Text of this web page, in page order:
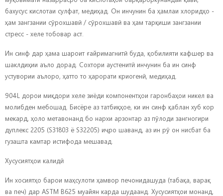
бахусус кислотаи сулфат, медиҳад. Он инчунин ба ҳамлаи хлоридҳо -
ҳам зангзании сӯрохшавӣ / сӯрохшавӣ ва ҳам тарқиши зангзании
стресс - хеле тобовар аст.
Ин синф дар ҳама шароит ғайримагнитӣ буда, қобилияти кафшер ва
шаклдиҳии аъло дорад. Сохтори аустенитӣ инчунин ба ин синф
устувории аълоро, ҳатто то ҳарорати криогенӣ, медиҳад.
904L дорои миқдори хеле зиёди компонентҳои гаронбаҳои никел ва
молибден мебошад. Бисёре аз татбиқҳое, ки ин синф қаблан хуб кор
мекард, ҳоло метавонанд бо нархи арзонтар аз пӯлоди зангногири
дуплекс 2205 (S31803 ё S32205) иҷро шаванд, аз ин рӯ он нисбат ба
гузашта камтар истифода мешавад.
Хусусиятҳои калидӣ
Ин хосиятҳо барои маҳсулоти ҳамвор печонидашуда (табақа, варақ
ва печ) дар ASTM B625 муайян карда шудаанд. Хусусиятҳои монанд,